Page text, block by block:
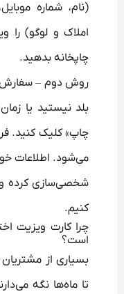
(نام، شماره
املاک و لوگو)
چاپخانه بدهید.
روش دوم –
بلد نیستید یا
چاپ» کلیک کنید.
می‌شود. اطلاعات
شخصی‌سازی کرده و
کنیم.
چرا کارت ویزیت
است؟
بسیاری از
تا ماه‌ها نگه